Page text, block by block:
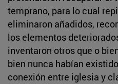
temprano, para lo cual
eliminaron añadidos,
los elementos
inventaron otros que o
bien nunca habían
conexión entre iglesia y